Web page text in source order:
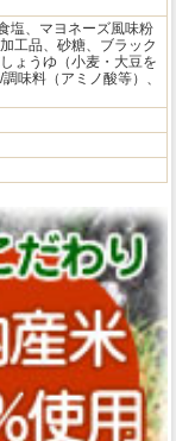
塩、マヨネーズ風味粉
工品、砂糖、ブラック
ょうゆ（小麦・大豆を
味料（アミノ酸等）、